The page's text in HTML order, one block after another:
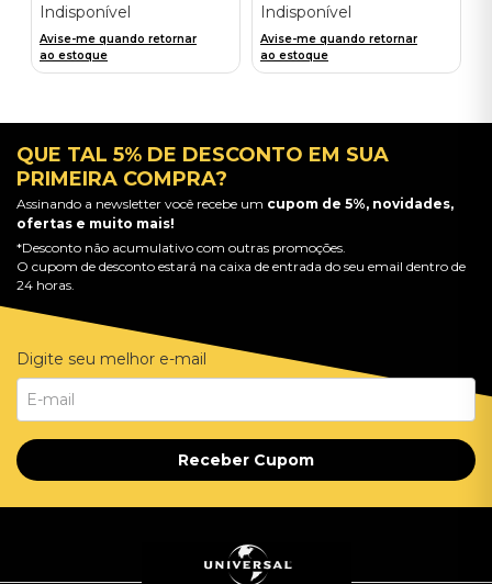
TRANSPARENT ORANGE
Indisponível
Avise-me quando retornar
ao estoque
Indisponível
Avise-me quando retornar
ao estoque
QUE TAL 5% DE DESCONTO EM SUA
PRIMEIRA COMPRA?
Assinando a newsletter você recebe um cupom de 5%, novidades,
ofertas e muito mais!
*Desconto não acumulativo com outras promoções.
O cupom de desconto estará na caixa de entrada do seu email dentro de
24 horas.
Digite seu melhor e-mail
Receber Cupom